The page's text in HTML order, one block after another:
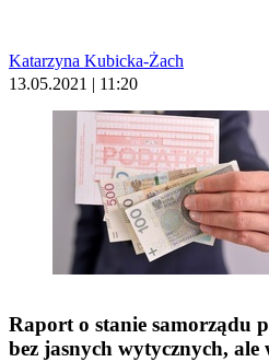
Katarzyna Kubicka-Żach
13.05.2021 | 11:20
Raport o stanie samorządu
bez jasnych wytycznych, ale